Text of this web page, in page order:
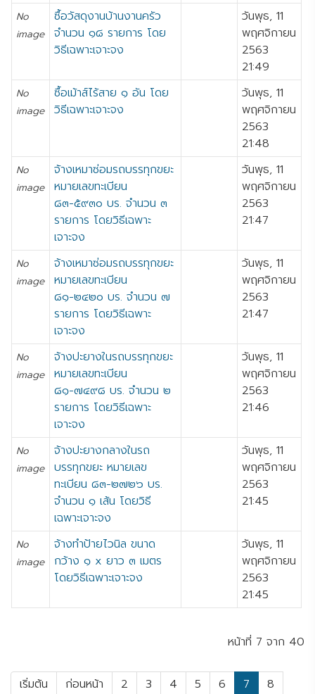
No
image
ซื้อวัสดุงานบ้านงานครัว
จำนวน ๑๘ รายการ โดย
วิธีเฉพาะเจาะจง
วันพุธ, 11
พฤศจิกายน
2563
21:49
No
image
ซื้อเม้าส์ไร้สาย ๑ อัน โดย
วิธีเฉพาะเจาะจง
วันพุธ, 11
พฤศจิกายน
2563
21:48
No
image
จ้างเหมาซ่อมรถบรรทุกขยะ
หมายเลขทะเบียน
๘๓-๕๙๓๐ บร. จำนวน ๓
รายการ โดยวิธีเฉพาะ
เจาะจง
วันพุธ, 11
พฤศจิกายน
2563
21:47
No
image
จ้างเหมาซ่อมรถบรรทุกขยะ
หมายเลขทะเบียน
๘๑-๒๔๒๐ บร. จำนวน ๗
รายการ โดยวิธีเฉพาะ
เจาะจง
วันพุธ, 11
พฤศจิกายน
2563
21:47
No
image
จ้างปะยางในรถบรรทุกขยะ
หมายเลขทะเบียน
๘๑-๗๔๙๘ บร. จำนวน ๒
รายการ โดยวิธีเฉพาะ
เจาะจง
วันพุธ, 11
พฤศจิกายน
2563
21:46
No
image
จ้างปะยางกลางในรถ
บรรทุกขยะ หมายเลข
ทะเบียน ๘๓-๒๗๒๖ บร.
จำนวน ๑ เส้น โดยวิธี
เฉพาะเจาะจง
วันพุธ, 11
พฤศจิกายน
2563
21:45
No
image
จ้างทำป้ายไวนิล ขนาด
กว้าง ๑ x ยาว ๓ เมตร
โดยวิธีเฉพาะเจาะจง
วันพุธ, 11
พฤศจิกายน
2563
21:45
หน้าที่ 7 จาก 40
เริ่มต้น ก่อนหน้า 2 3 4 5 6 7
8